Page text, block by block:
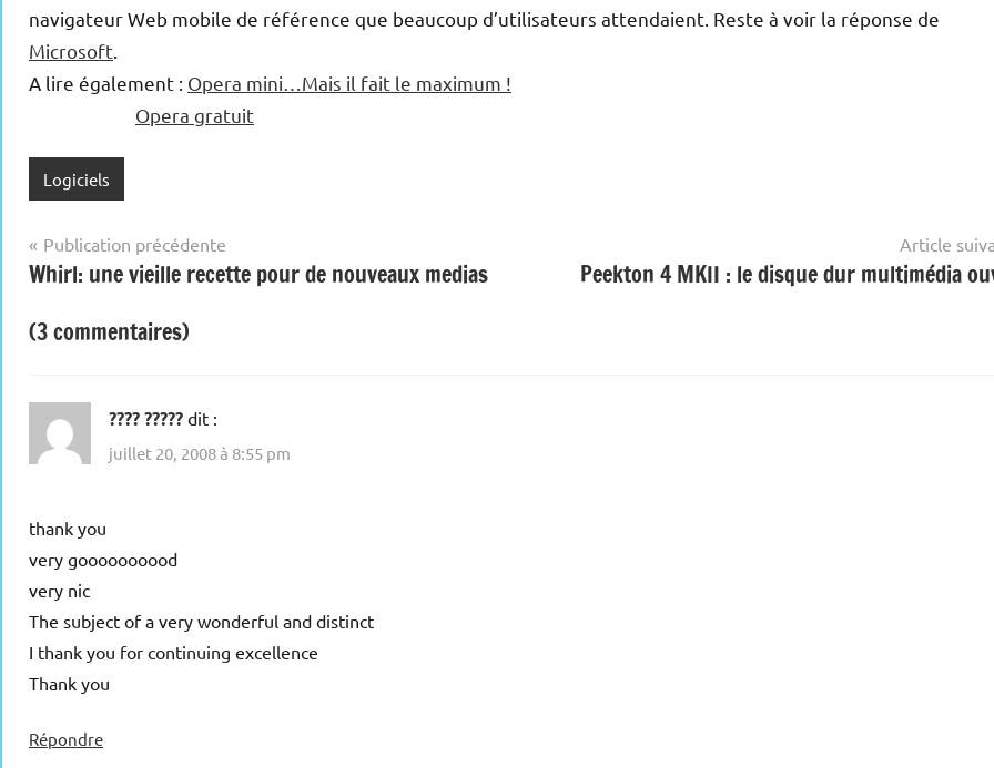
navigateur Web mobile de référence que beaucoup d’utilisateurs attendaient. Reste à voir la réponse de
Microsoft
A lire également : Opera mini…Mais il fait le maximum !
Opera gratuit
Logiciels
Navigation
de
l’article
Publication précédente
Whirl: une vieille recette pour de nouveaux medias
Article
Peekton 4 MKII : le disque dur multimédia
(3 commentaires)
???? ????? dit :
juillet 20, 2008 à 8:55 pm
thank you
very goooooooood
very nic
The subject of a very wonderful and distinct
I thank you for continuing excellence
Thank you
Répondre